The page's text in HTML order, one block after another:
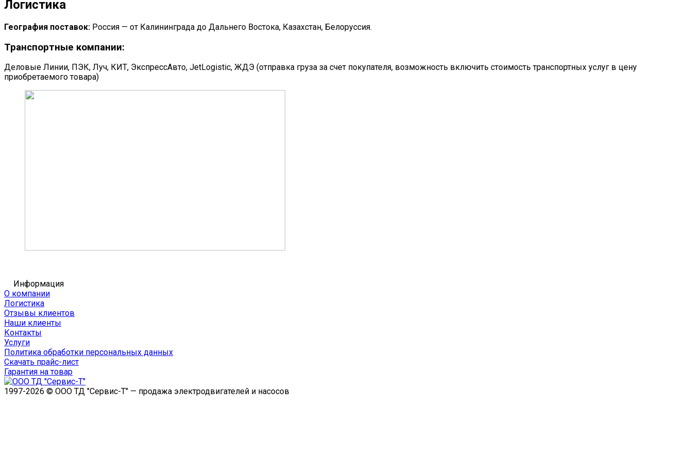
Логистика
География поставок: Россия — от Калининграда до Дальнего Востока, Казахстан, Белоруссия.
Транспортные компании:
Деловые Линии, ПЭК, Луч, КИТ, ЭкспрессАвто, JetLogistic, ЖДЭ (отправка груза за счет покупателя, возможность включить стоимость транспортных услуг в цену
приобретаемого товара)
Информация
О компании
Логистика
Отзывы клиентов
Наши клиенты
Контакты
Услуги
Политика обработки персональных данных
Скачать прайс-лист
Гарантия на товар
1997-2026 © ООО ТД "Сервис-Т" — продажа электродвигателей и насосов